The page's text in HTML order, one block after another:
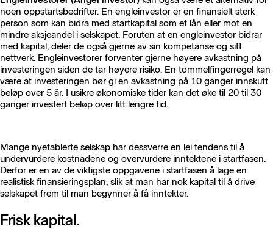
noen oppstartsbedrifter. En engleinvestor er en finansielt sterk
person som kan bidra med startkapital som et lån eller mot en
mindre aksjeandel i selskapet. Foruten at en engleinvestor bidrar
med kapital, deler de også gjerne av sin kompetanse og sitt
nettverk. Engleinvestorer forventer gjerne høyere avkastning på
investeringen siden de tar høyere risiko. En tommelfingerregel kan
være at investeringen bør gi en avkastning på 10 ganger innskutt
beløp over 5 år. I usikre økonomiske tider kan det øke til 20 til 30
ganger investert beløp over litt lengre tid.
Mange nyetablerte selskap har dessverre en lei tendens til å
undervurdere kostnadene og overvurdere inntektene i startfasen.
Derfor er en av de viktigste oppgavene i startfasen å lage en
realistisk finansieringsplan, slik at man har nok kapital til å drive
selskapet frem til man begynner å få inntekter.
Frisk kapital.